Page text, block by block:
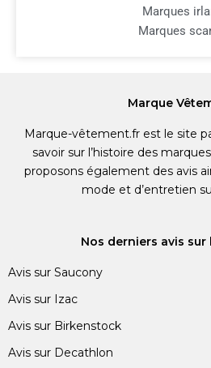
Marques
Marques
Marque
Marque-vêtement.fr est le site
savoir sur l’histoire des
proposons également des avis
mode et d’entretien
Nos derniers avis sur
Avis sur Saucony
Avis sur Izac
Avis sur Birkenstock
Avis sur Decathlon